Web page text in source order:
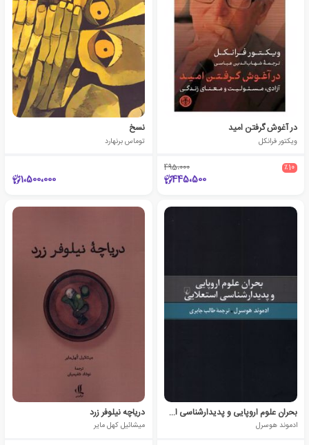
در آغوش گرفتن امید
ویکتور فرانکل
٪10 495،000
445،500
نسخ
توماس برنهارد
1،500،000
بحران علوم اروپایی و ‌پدیدارشناسی ‌استعلایی
ادموند هوسرل
دریاچه نیلوفر زرد
میشائیل کهل مایر‮